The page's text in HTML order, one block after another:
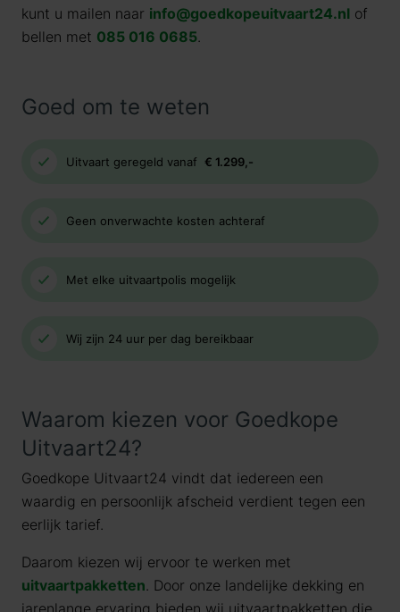
kunt u mailen naar info@goedkopeuitvaart24.nl of
bellen met 085 016 0685.
Goed om te weten
Uitvaart geregeld vanaf € 1.299,-
Geen onverwachte kosten achteraf
Met elke uitvaartpolis mogelijk
Wij zijn 24 uur per dag bereikbaar
Waarom kiezen voor Goedkope
Uitvaart24?
Goedkope Uitvaart24 vindt dat iedereen een
waardig en persoonlijk afscheid verdient tegen een
eerlijk tarief.
Daarom kiezen wij ervoor te werken met
uitvaartpakketten. Door onze landelijke dekking en
jarenlange ervaring bieden wij uitvaartpakketten die